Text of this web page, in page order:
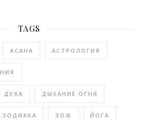
TAGS
АСАНА АСТРОЛОГИЯ
ДУХА ДЫХАНИЕ ОГНЯ
ЗОДИАКА ЗОЖ ЙОГА